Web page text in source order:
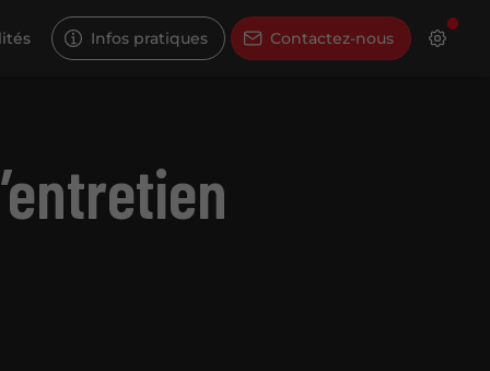
Infos pratiques Contactez-nous